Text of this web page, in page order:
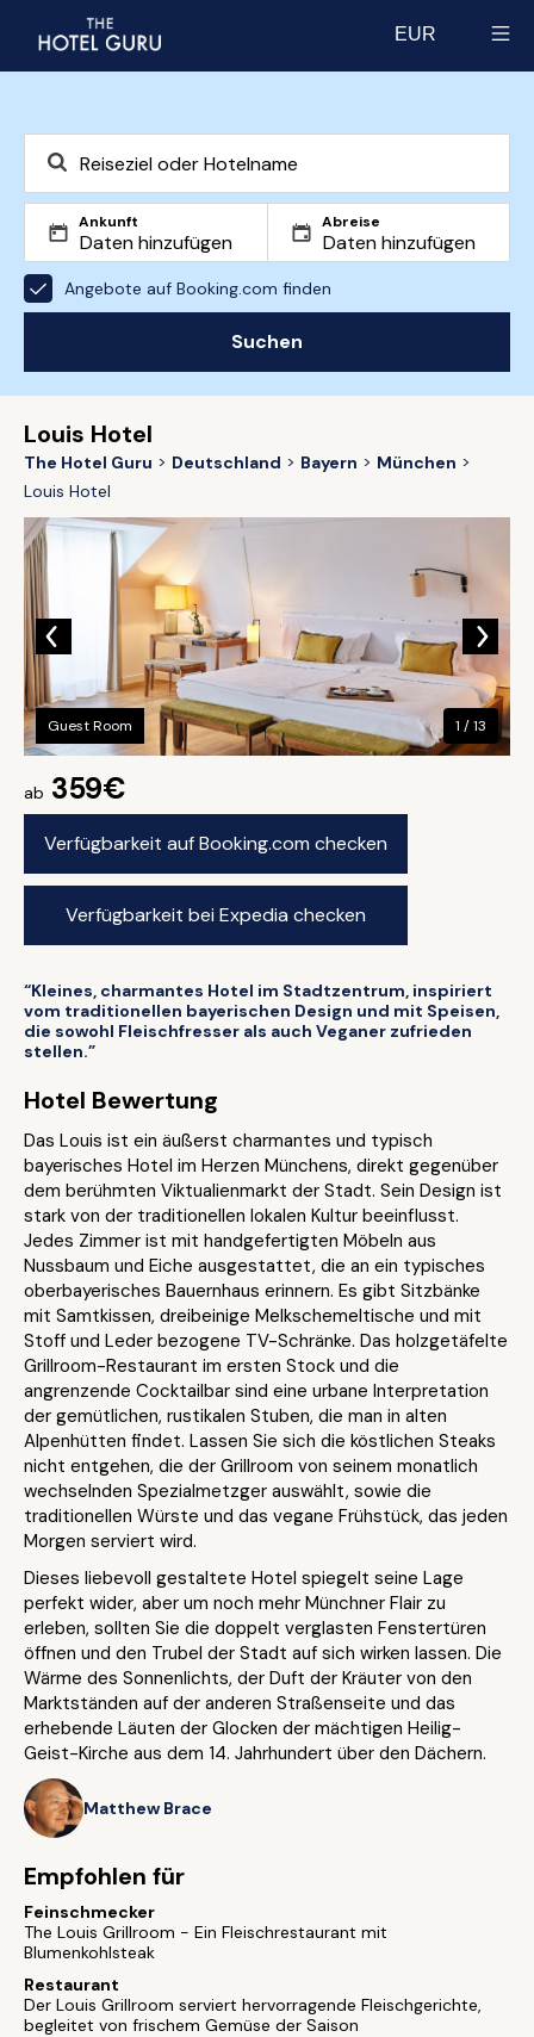
EUR
Ankunft Abreise
Angebote auf Booking.com finden
Suchen
Louis Hotel
The Hotel Guru Deutschland Bayern
München
Louis Hotel
ab 359€
Verfügbarkeit auf Booking.com checken
Verfügbarkeit bei Expedia checken
Guest Room 1 / 13
“Kleines, charmantes Hotel im Stadtzentrum, inspiriert
vom traditionellen bayerischen Design und mit Speisen,
die sowohl Fleischfresser als auch Veganer zufrieden
stellen.”
Hotel Bewertung
Das Louis ist ein äußerst charmantes und typisch
bayerisches Hotel im Herzen Münchens, direkt gegenüber
dem berühmten Viktualienmarkt der Stadt. Sein Design ist
stark von der traditionellen lokalen Kultur beeinflusst.
Jedes Zimmer ist mit handgefertigten Möbeln aus
Nussbaum und Eiche ausgestattet, die an ein typisches
oberbayerisches Bauernhaus erinnern. Es gibt Sitzbänke
mit Samtkissen, dreibeinige Melkschemeltische und mit
Stoff und Leder bezogene TV-Schränke. Das holzgetäfelte
Grillroom-Restaurant im ersten Stock und die
angrenzende Cocktailbar sind eine urbane Interpretation
der gemütlichen, rustikalen Stuben, die man in alten
Alpenhütten findet. Lassen Sie sich die köstlichen Steaks
nicht entgehen, die der Grillroom von seinem monatlich
wechselnden Spezialmetzger auswählt, sowie die
traditionellen Würste und das vegane Frühstück, das jeden
Morgen serviert wird.
Dieses liebevoll gestaltete Hotel spiegelt seine Lage
perfekt wider, aber um noch mehr Münchner Flair zu
erleben, sollten Sie die doppelt verglasten Fenstertüren
öffnen und den Trubel der Stadt auf sich wirken lassen. Die
Wärme des Sonnenlichts, der Duft der Kräuter von den
Marktständen auf der anderen Straßenseite und das
erhebende Läuten der Glocken der mächtigen Heilig-
Geist-Kirche aus dem 14. Jahrhundert über den Dächern.
Matthew Brace
Empfohlen für
Feinschmecker
The Louis Grillroom - Ein Fleischrestaurant mit
Blumenkohlsteak
Restaurant
Der Louis Grillroom serviert hervorragende Fleischgerichte,
begleitet von frischem Gemüse der Saison